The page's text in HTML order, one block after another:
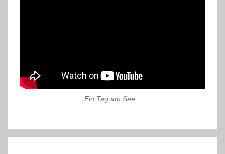
Ein Tag am See...